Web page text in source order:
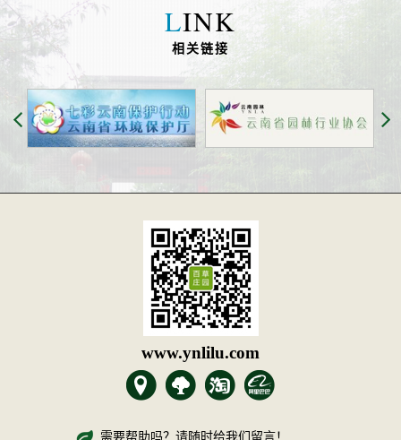
LINK
相关链接
www.ynlilu.com
需要帮助吗？请随时给我们留言！